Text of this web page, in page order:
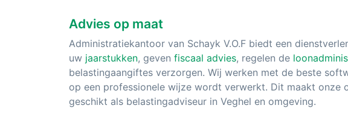
Advies op maat
Administratiekantoor van Schayk V.O.F biedt een
uw jaarstukken, geven fiscaal advies, regelen de
belastingaangiftes verzorgen. Wij werken met de beste
op een professionele wijze wordt verwerkt. Dit maakt onze
geschikt als belastingadviseur in Veghel en omgeving.